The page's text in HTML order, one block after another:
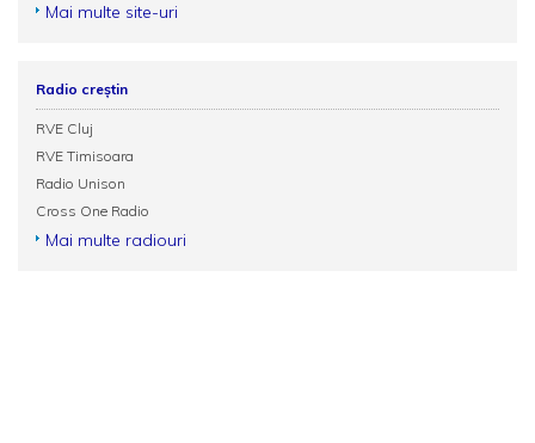
Mai multe site-uri
Radio creștin
RVE Cluj
RVE Timisoara
Radio Unison
Cross One Radio
Mai multe radiouri